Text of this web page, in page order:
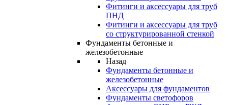
Фитинги и аксессуары для труб
ПНД
Фитинги и аксессуары для труб
со структурированной стенкой
Фундаменты бетонные и
железобетонные
Назад
Фундаменты бетонные и
железобетонные
Аксессуары для фундаментов
Фундаменты светофоров